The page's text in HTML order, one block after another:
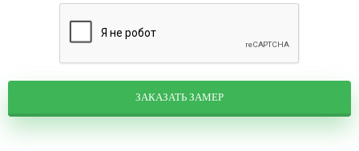
ЗАКАЗАТЬ ЗАМЕР